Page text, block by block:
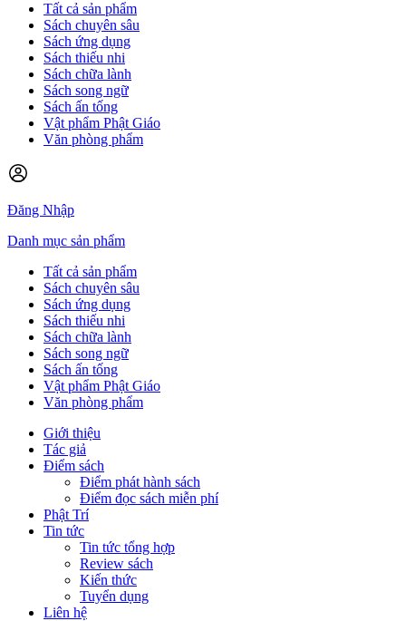
Tất cả sản phẩm
Sách chuyên sâu
Sách ứng dụng
Sách thiếu nhi
Sách chữa lành
Sách song ngữ
Sách ấn tống
Vật phẩm Phật Giáo
Văn phòng phẩm
Đăng Nhập
Danh mục sản phẩm
Tất cả sản phẩm
Sách chuyên sâu
Sách ứng dụng
Sách thiếu nhi
Sách chữa lành
Sách song ngữ
Sách ấn tống
Vật phẩm Phật Giáo
Văn phòng phẩm
Giới thiệu
Tác giả
Điểm sách
Điểm phát hành sách
Điểm đọc sách miễn phí
Phật Trí
Tin tức
Tin tức tổng hợp
Review sách
Kiến thức
Tuyển dụng
Liên hệ